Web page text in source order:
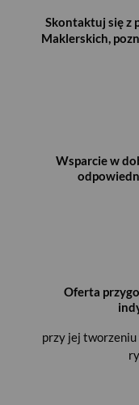
Skontaktuj się z
Maklerskich,
Wsparcie w
Oferta
przy jej tworzeniu